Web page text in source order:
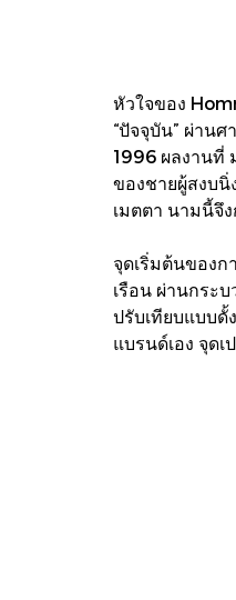
หัวใจของ
“ปัจจุบัน” ผ่าน
1996 ผลงานที่
ของชายผู้สงบ
เมตตา นามนี้จึ
จุดเริ่มต้นของ
เรือน ผ่านกระ
ปรับเทียบแบบ
แบรนด์เอง จุด